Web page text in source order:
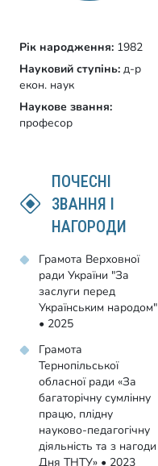
Рік народження: 1982
Науковий ступінь: д-р
екон. наук
Наукове звання:
професор
ПОЧЕСНІ
ЗВАННЯ І
НАГОРОДИ
Грамота Верховної
ради України "За
заслуги перед
Українським народом"
• 2025
Грамота
Тернопільської
обласної ради «За
багаторічну сумлінну
працю, плідну
науково-педагогічну
діяльність та з нагоди
Дня ТНТУ» • 2023